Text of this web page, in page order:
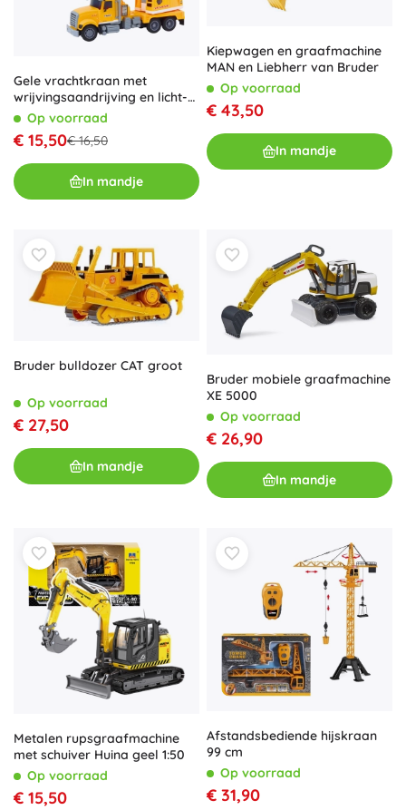
Gele vrachtkraan met
wrijvingsaandrijving en licht-
en geluidseffecten
Op voorraad
€ 15,50€ 16,50
In mandje
Kiepwagen en graafmachine
MAN en Liebherr van Bruder
Op voorraad
€ 43,50
In mandje
Bruder bulldozer CAT groot
Op voorraad
€ 27,50
In mandje
Bruder mobiele graafmachine
XE 5000
Op voorraad
€ 26,90
In mandje
Metalen rupsgraafmachine
met schuiver Huina geel 1:50
Op voorraad
€ 15,50
Afstandsbediende hijskraan
99 cm
Op voorraad
€ 31,90